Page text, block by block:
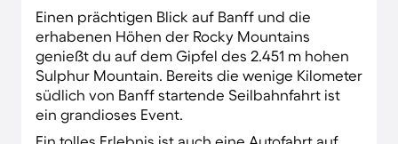
Lage gut beraten.
Einen prächtigen Blick auf Banff und die
erhabenen Höhen der Rocky Mountains
genießt du auf dem Gipfel des 2.451 m hohen
Sulphur Mountain. Bereits die wenige Kilometer
südlich von Banff startende Seilbahnfahrt ist
ein grandioses Event.